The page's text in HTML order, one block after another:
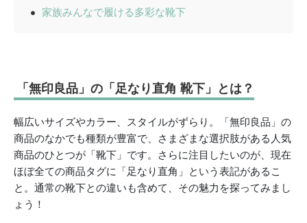
家族みんなで履ける多彩な靴下
「無印良品」の「足なり直角 靴下」とは？
幅広いサイズやカラー、スタイルがずらり。「無印良品」の
商品のなかでも種類が豊富で、さまざまな選択肢がある人気
商品のひとつが「靴下」です。さらに注目したいのが、現在
ほぼ全ての商品タグに「足なり直角」という表記があるこ
と。通常の靴下との違いも含めて、その魅力を探ってみまし
ょう！